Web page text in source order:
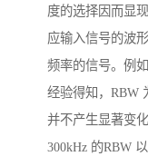
度的选择因而显
应输入信号的波
频率的信号。例
经验得知，RBW
并不产生显著变
300kHz 的RBW